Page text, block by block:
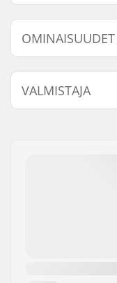
OMINAISUUDET
Hampaiden
lukumäärä:
Hammaspyörän
VALMISTAJA